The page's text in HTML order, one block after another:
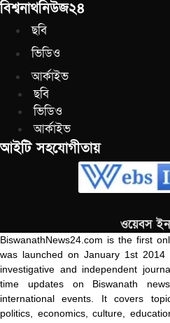
বিশ্বনাথনিউজ২৪
ছবি
ভিডিও
আর্কাইভ
ছবি
ভিডিও
আর্কাইভ
আইটি সহযোগীতায়
ওয়েবস
BiswanathNews24.com is the first
was launched on January 1st 2014
investigative and independent
time updates on Biswanath
international events. It covers
politics, economics, culture,